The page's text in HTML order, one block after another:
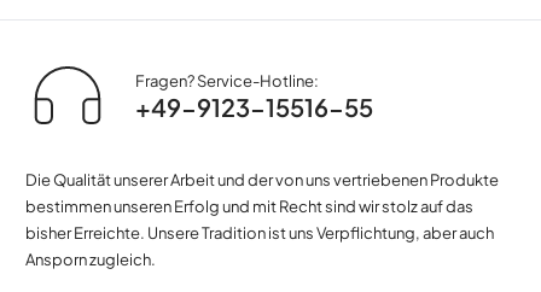
Fragen? Service-Hotline:
+49-9123-15516-55
Die Qualität unserer Arbeit und der von uns vertriebenen Produkte
bestimmen unseren Erfolg und mit Recht sind wir stolz auf das
bisher Erreichte. Unsere Tradition ist uns Verpflichtung, aber auch
Ansporn zugleich.